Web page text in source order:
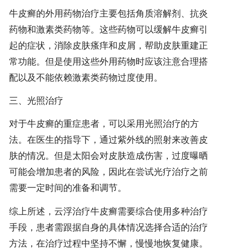
牛皮癣的外用药物治疗主要包括角质溶解剂、抗炎
药物和激素类药物等。这些药物可以缓解牛皮癣引
起的症状，消除皮肤瘙痒和皮屑，帮助皮肤重建正
常功能。但是使用这些外用药物时应该注意合理搭
配以及不能依赖激素类药物过度使用。
三、光照治疗
对于牛皮癣的重症患者，可以采用光照治疗的方
法。在医生的指导下，通过紫外线的照射来改善皮
肤的情况。但是太阳会对皮肤造成伤害，过度曝晒
可能会增加患者的风险，因此在尝试光疗治疗之前
需要一定时间的准备和调节。
综上所述，云浮治疗牛皮癣需要综合使用多种治疗
手段，患者需跟据自身的具体情况选择合适的治疗
方法，在治疗过程中坚持不懈，慢慢地恢复健康。